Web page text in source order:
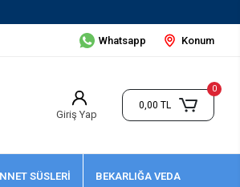
Whatsapp Konum
Giriş Yap
0
0,00 TL
SÜSLERİ BEKARLIĞA VEDA